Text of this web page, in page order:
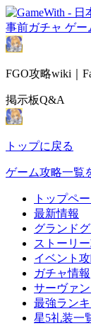
事前ガチャ ゲー
FGO攻略wiki｜
掲示板Q&A
トップに戻る
ゲーム攻略一覧
トップペ
最新情報
グランド
ストーリ
イベント
ガチャ情報
サーヴァ
最強ラン
星5礼装一